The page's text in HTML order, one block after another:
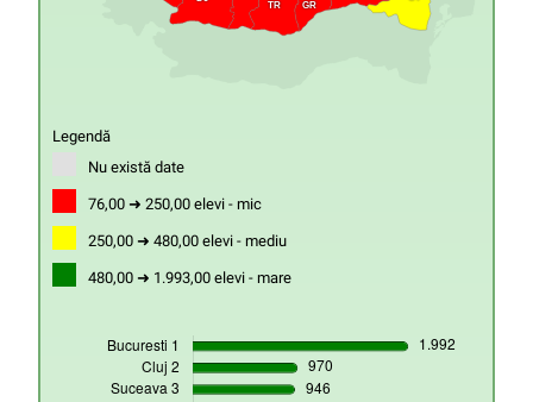
GR
TR
Legendă
Nu există date
76,00 ➜ 250,00 elevi - mic
250,00 ➜ 480,00 elevi - mediu
480,00 ➜ 1.993,00 elevi - mare